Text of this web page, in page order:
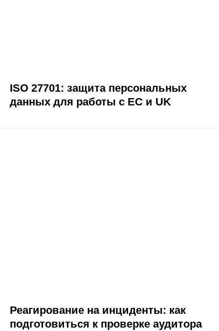
ISO 27701: защита персональных
данных для работы с ЕС и UK
Реагирование на инциденты: как
подготовиться к проверке аудитора